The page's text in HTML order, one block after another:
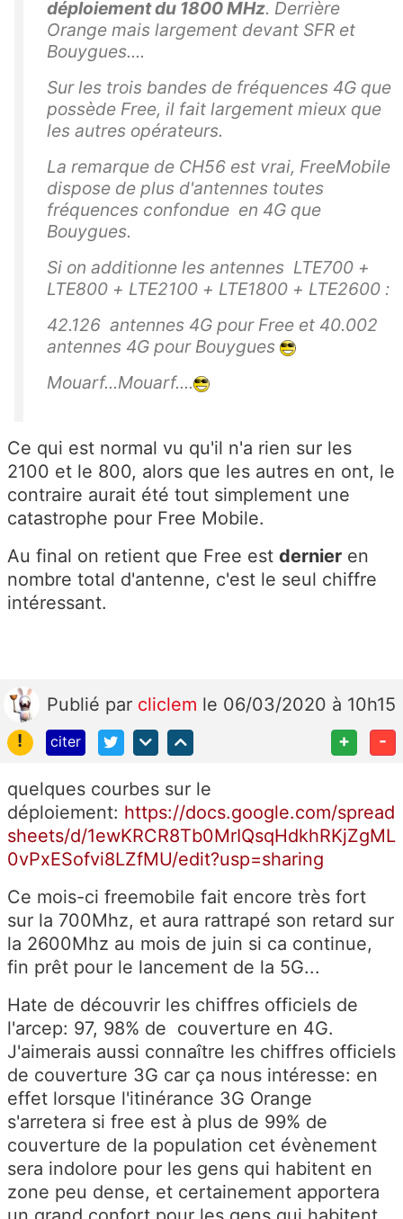
déploiement du 1800 MHz. Derrière
Orange mais largement devant SFR et
Bouygues....
Sur les trois bandes de fréquences 4G que
possède Free, il fait largement mieux que
les autres opérateurs.
La remarque de CH56 est vrai, FreeMobile
dispose de plus d'antennes toutes
fréquences confondue en 4G que
Bouygues.
Si on additionne les antennes LTE700 +
LTE800 + LTE2100 + LTE1800 + LTE2600 :
42.126 antennes 4G pour Free et 40.002
antennes 4G pour Bouygues
Mouarf...Mouarf....
Ce qui est normal vu qu'il n'a rien sur les
2100 et le 800, alors que les autres en ont, le
contraire aurait été tout simplement une
catastrophe pour Free Mobile.
Au final on retient que Free est dernier en
nombre total d'antenne, c'est le seul chiffre
intéressant.
Publié par cliclem le 06/03/2020 à 10h15
!
citer + -
quelques courbes sur le
déploiement: https://docs.google.com/spread
sheets/d/1ewKRCR8Tb0MrIQsqHdkhRKjZgML
0vPxESofvi8LZfMU/edit?usp=sharing
Ce mois-ci freemobile fait encore très fort
sur la 700Mhz, et aura rattrapé son retard sur
la 2600Mhz au mois de juin si ca continue,
fin prêt pour le lancement de la 5G...
Hate de découvrir les chiffres officiels de
l'arcep: 97, 98% de couverture en 4G.
J'aimerais aussi connaître les chiffres officiels
de couverture 3G car ça nous intéresse: en
effet lorsque l'itinérance 3G Orange
s'arretera si free est à plus de 99% de
couverture de la population cet évènement
sera indolore pour les gens qui habitent en
zone peu dense, et certainement apportera